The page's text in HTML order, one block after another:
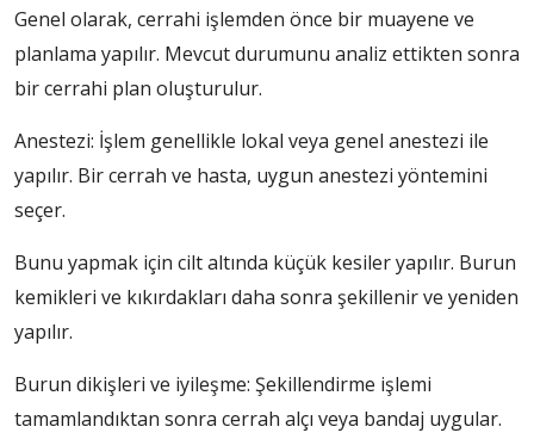
Genel olarak, cerrahi işlemden önce bir muayene ve
planlama yapılır. Mevcut durumunu analiz ettikten sonra
bir cerrahi plan oluşturulur.
Anestezi: İşlem genellikle lokal veya genel anestezi ile
yapılır. Bir cerrah ve hasta, uygun anestezi yöntemini
seçer.
Bunu yapmak için cilt altında küçük kesiler yapılır. Burun
kemikleri ve kıkırdakları daha sonra şekillenir ve yeniden
yapılır.
Burun dikişleri ve iyileşme: Şekillendirme işlemi
tamamlandıktan sonra cerrah alçı veya bandaj uygular.